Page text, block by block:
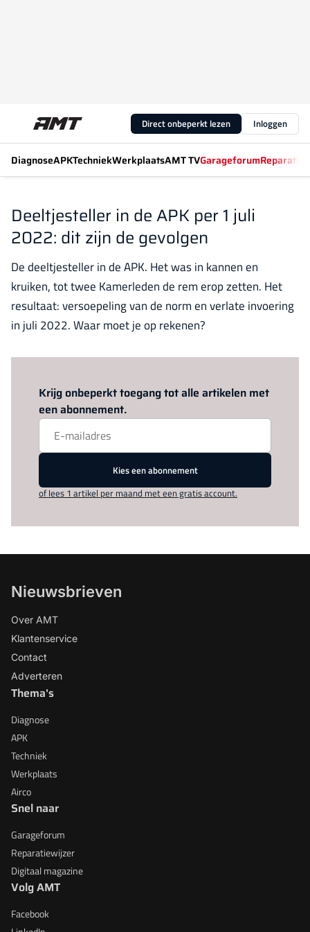
Direct onbeperkt lezen Inloggen
DiagnoseAPKTechniekWerkplaatsAMT TVGarageforum
Deeltjesteller in de APK per 1 juli
2022: dit zijn de gevolgen
De deeltjesteller in de APK. Het was in kannen en
kruiken, tot twee Kamerleden de rem erop zetten. Het
resultaat: versoepeling van de norm en verlate invoering
in juli 2022. Waar moet je op rekenen?
Krijg onbeperkt toegang tot alle artikelen met
een abonnement.
Kies een abonnement
of lees 1 artikel per maand met een gratis account.
Nieuwsbrieven
Over AMT
Klantenservice
Contact
Adverteren
Thema's
Diagnose
APK
Techniek
Werkplaats
Airco
Snel naar
Garageforum
Reparatiewijzer
Digitaal magazine
Volg AMT
Facebook